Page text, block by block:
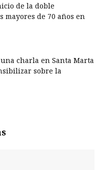
de la doble
mayores de 70 años en
charla en Santa Marta
sobre la